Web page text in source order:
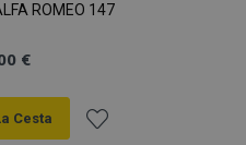
ROMEO 147
€
Cesta